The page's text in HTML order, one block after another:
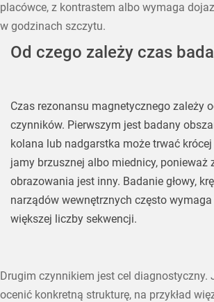
placówce, z kontrastem albo wymaga
w godzinach szczytu.
Od czego zależy czas
Czas rezonansu magnetycznego zależy
czynników. Pierwszym jest badany
kolana lub nadgarstka może trwać
jamy brzusznej albo miednicy, ponieważ
obrazowania jest inny. Badanie głowy,
narządów wewnętrznych często
większej liczby sekwencji.
Drugim czynnikiem jest cel diagnostyczny.
ocenić konkretną strukturę, na przykład